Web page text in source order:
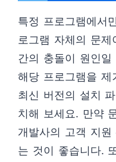
특정 프로그램에서
로그램 자체의 문제
간의 충돌이 원인
해당 프로그램을 제
최신 버전의 설치
치해 보세요. 만약
개발사의 고객 지
는 것이 좋습니다.